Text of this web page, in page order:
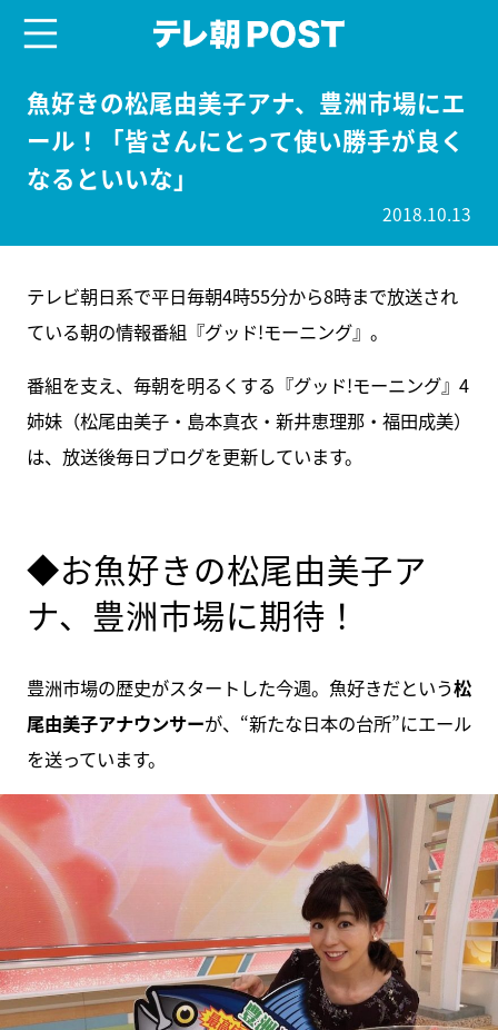
魚好きの松尾由美子アナ、豊洲市場にエ
ール！「皆さんにとって使い勝手が良く
なるといいな」
2018.10.13
テレビ朝日系で平日毎朝4時55分から8時まで放送され
ている朝の情報番組『グッド!モーニング』。
番組を支え、毎朝を明るくする『グッド!モーニング』4
姉妹（松尾由美子・島本真衣・新井恵理那・福田成美）
は、放送後毎日ブログを更新しています。
◆お魚好きの松尾由美子ア
ナ、豊洲市場に期待！
豊洲市場の歴史がスタートした今週。魚好きだという松
尾由美子アナウンサーが、“新たな日本の台所”にエール
を送っています。